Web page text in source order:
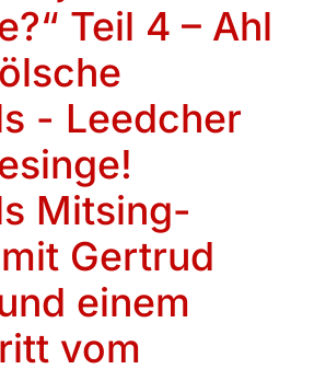
Teil 4 – Ahl
- Leedcher
Mitsing-
Gertrud
einem
vom